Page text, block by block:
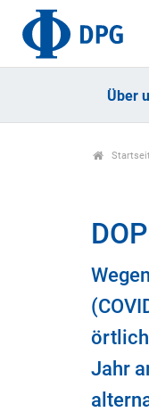
Über
örtlich
Jahr